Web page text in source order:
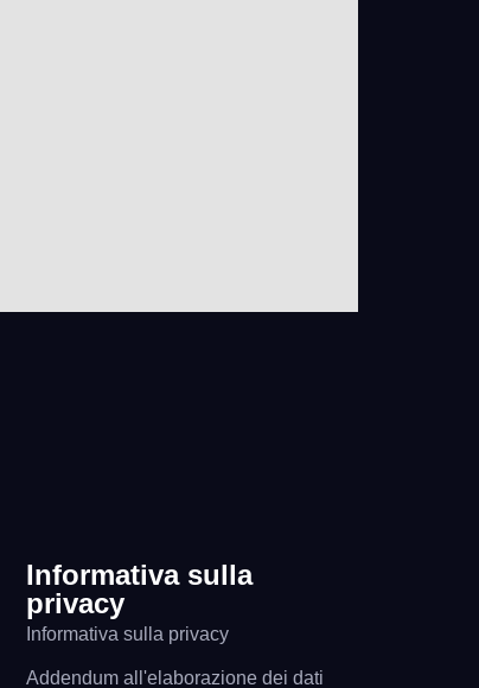
Informativa sulla
privacy
Informativa sulla privacy
Addendum all'elaborazione dei dati